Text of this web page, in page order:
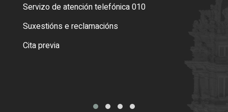
Servizo de atención telefónica 010
Suxestións e reclamacións
Cita previa